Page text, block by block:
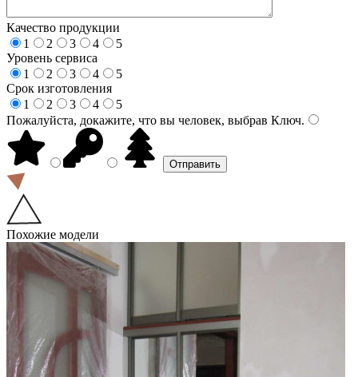
Качество продукции
1
2 3 4
5
Уровень сервиса
1
2 3 4
5
Срок изготовления
1
2 3 4
5
Пожалуйста, докажите, что вы человек, выбрав Ключ.
Похожие модели